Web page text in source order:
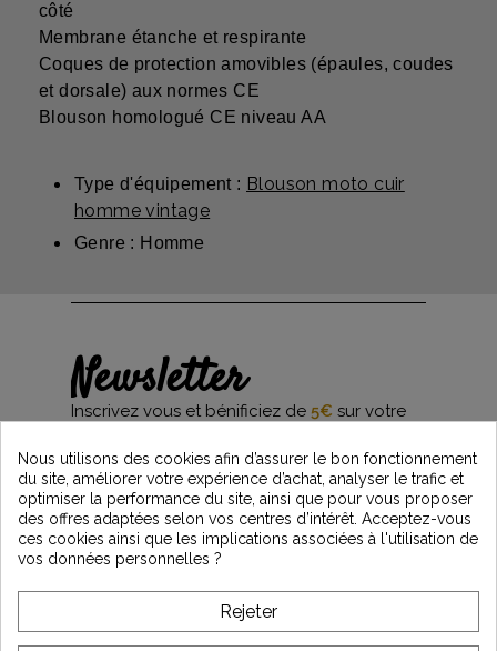
côté
Membrane étanche et respirante
Coques de protection amovibles (épaules, coudes
et dorsale) aux normes CE
Blouson homologué CE niveau AA
Type d'équipement : Blouson moto cuir
homme vintage
Genre : Homme
Newsletter
Inscrivez vous et bénificiez de 5€ sur votre
et restez informés des dernières nouveautés
Vintage Motors
*Dès 99€ d'achat. En vous abonnant à notre newsletter, vous reconnaissez avoir pris
l'acceptez.
A PROPOS DE VINTAGE
Nous utilisons des cookies afin d’assurer le bon fonctionnement
du site, améliorer votre expérience d’achat, analyser le trafic et
optimiser la performance du site, ainsi que pour vous proposer
des offres adaptées selon vos centres d’intérêt. Acceptez-vous
ces cookies ainsi que les implications associées à l'utilisation de
vos données personnelles ?
Rejeter